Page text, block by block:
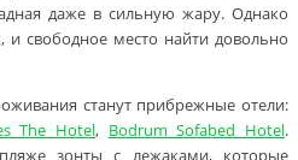
даже в сильную жару. Однако
и свободное место найти довольно
станут прибрежные отели:
The Hotel, Bodrum Sofabed Hotel.
зонты с лежаками, которые